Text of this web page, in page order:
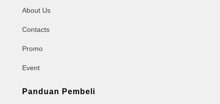
About Us
Contacts
Promo
Event
Panduan Pembeli